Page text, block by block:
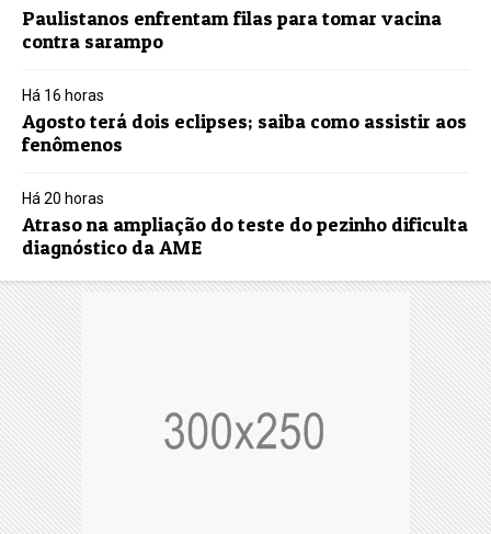
Paulistanos enfrentam filas para tomar vacina
contra sarampo
Há 16 horas
Agosto terá dois eclipses; saiba como assistir aos
fenômenos
Há 20 horas
Atraso na ampliação do teste do pezinho dificulta
diagnóstico da AME